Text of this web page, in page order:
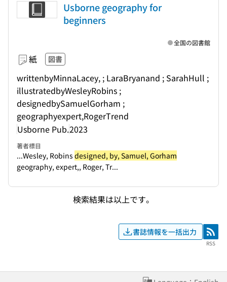
Usborne geography for
beginners
紙 図書
writtenbyMinnaLacey, ; LaraBryanand ; SarahHull ;
illustratedbyWesleyRobins ;
designedbySamuelGorham ;
geographyexpert,RogerTrend
Usborne Pub.2023
全国の図書館
著者標目
...Wesley, Robins designed, by, Samuel, Gorham
geography, expert,, Roger, Tr...
検索結果は以上です。
書誌情報を一括出力 RSS
RSS